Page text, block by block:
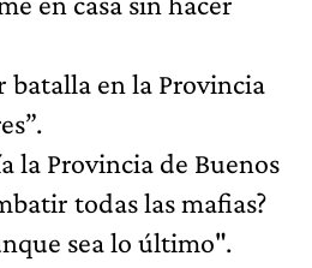
batalla en la Provincia
la Provincia de Buenos
todas las mafias?
sea lo último".